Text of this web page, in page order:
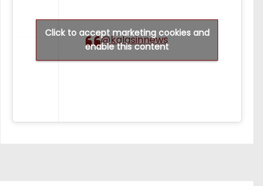
@kalasinnews
Click to accept marketing cookies and
enable this content